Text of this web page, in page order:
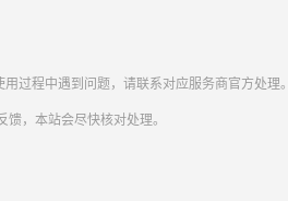
过程中遇到问题，请联系对应服务商官方处理。
馈，本站会尽快核对处理。